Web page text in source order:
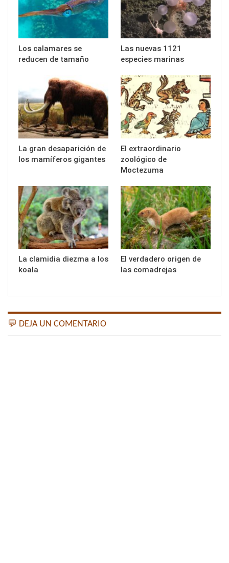
Los calamares se
reducen de tamaño
Las nuevas 1121
especies marinas
La gran desaparición de
los mamíferos gigantes
El extraordinario
zoológico de
Moctezuma
La clamidia diezma a los
koala
El verdadero origen de
las comadrejas
💬 DEJA UN COMENTARIO